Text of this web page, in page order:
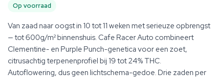
Op voorraad
Van zaad naar oogst in 10 tot 11 weken met serieuze opbrengst
— tot 600g/m² binnenshuis. Cafe Racer Auto combineert
Clementine- en Purple Punch-genetica voor een zoet,
citrusachtig terpenenprofiel bij 19 tot 24% THC.
Autoflowering, dus geen lichtschema-gedoe. Drie zaden per